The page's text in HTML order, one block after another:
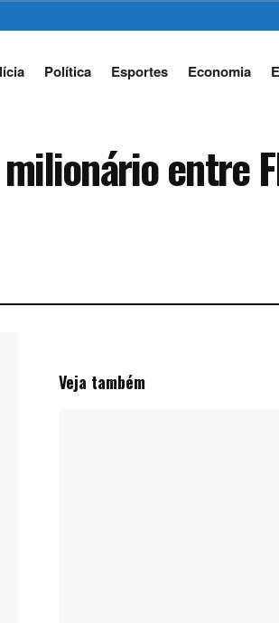
Política Esportes Economia
entre
Veja também